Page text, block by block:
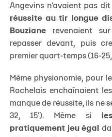
Angevins n'avaient pas
réussite au tir longue
Bouziane revenaient
repasser devant, puis
premier quart-temps (16-25,
Même physionomie, pour
Rochelais enchaînaient
manque de réussite, ils ne
32, 15'). Même si
pratiquement jeu égal